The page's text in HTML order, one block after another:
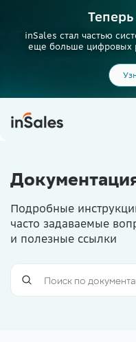
inSales стал частью
еще больше цифровых
Подробные
часто задаваемые
и полезные ссылки